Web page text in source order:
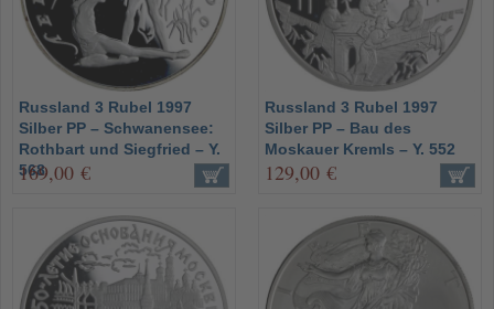
Russland 3 Rubel 1997
Silber PP – Schwanensee:
Rothbart und Siegfried – Y.
568
169,00 €
Russland 3 Rubel 1997
Silber PP – Bau des
Moskauer Kremls – Y. 552
129,00 €